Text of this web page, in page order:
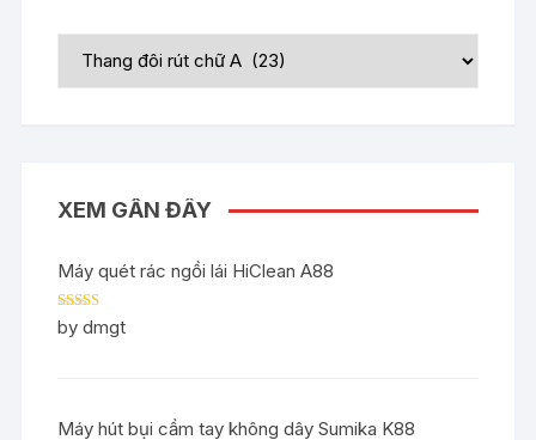
XEM GẦN ĐÂY
Máy quét rác ngồi lái HiClean A88
Rated5out
of 5
by dmgt
Máy hút bụi cầm tay không dây Sumika K88